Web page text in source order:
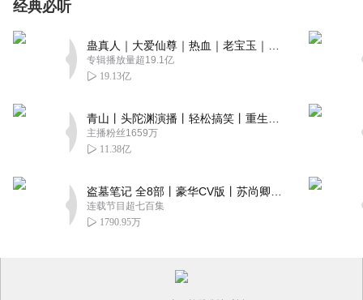
经典必听
专辑播放量超19.1亿
19.13亿
主播粉丝1659万
11.38亿
连载节目超七百集
1790.95万